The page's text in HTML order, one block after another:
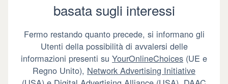
basata sugli interessi
Fermo restando quanto precede, si informano gli
Utenti della possibilità di avvalersi delle
informazioni presenti su YourOnlineChoices (UE e
Regno Unito), Network Advertising Initiative